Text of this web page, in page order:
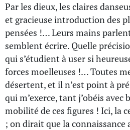
Par les dieux, les claires
et gracieuse introduction des
pensées !… Leurs mains
semblent écrire. Quelle
qui s’étudient à user si
forces moelleuses !… Toutes
désertent, et il n’est point à
qui m’exerce, tant j’obéis avec
mobilité de ces figures ! Ici, la
; on dirait que la connaissance